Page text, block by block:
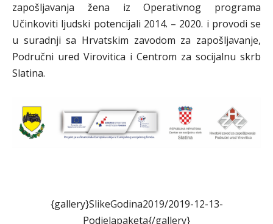
zapošljavanja žena iz Operativnog programa
Učinkoviti ljudski potencijali 2014. – 2020. i provodi se
u suradnji sa Hrvatskim zavodom za zapošljavanje,
Područni ured Virovitica i Centrom za socijalnu skrb
Slatina.
{gallery}SlikeGodina2019/2019-12-13-
Podjelapaketa{/gallery}